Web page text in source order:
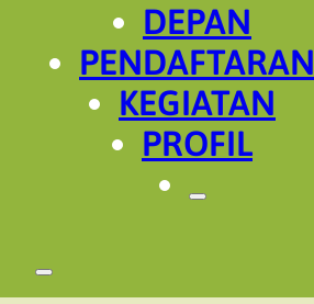
DEPAN
PENDAFTARAN
KEGIATAN
PROFIL